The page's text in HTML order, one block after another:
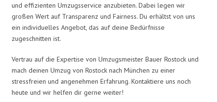
und effizienten Umzugsservice anzubieten. Dabei legen wir
großen Wert auf Transparenz und Fairness. Du erhältst von uns
ein individuelles Angebot, das auf deine Bedürfnisse
zugeschnitten ist.
Vertrau auf die Expertise von Umzugsmeister Bauer Rostock und
mach deinen Umzug von Rostock nach München zu einer
stressfreien und angenehmen Erfahrung. Kontaktiere uns noch
heute und wir helfen dir gerne weiter!